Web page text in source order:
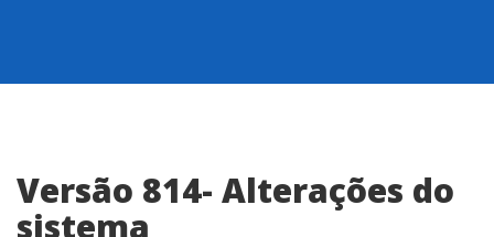
Versão 814- Alterações do
sistema